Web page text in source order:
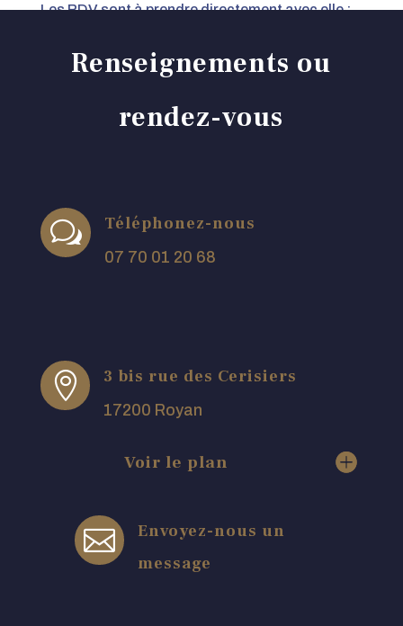
Les RDV sont à prendre directement avec elle :
Renseignements ou
rendez-vous
w Téléphonez-nous
07 70 01 20 68
 3 bis rue des Cerisiers
17200 Royan
Voir le plan

Envoyez-nous un
message